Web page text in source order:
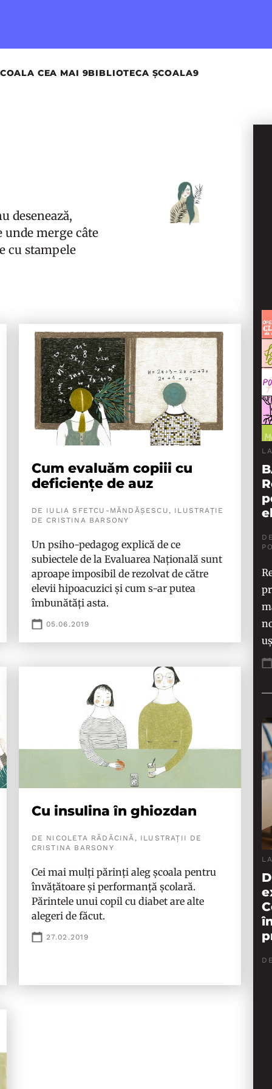
CEA MAI 9BIBLIOTECA ȘCOALA9
desenează,
unde merge câte
cu stampele
Cum evaluăm copiii cu
deficiențe de auz
DE IULIA SFETCU-MĂNDĂȘESCU, ILUSTRAȚIE
DE CRISTINA BARSONY
Un psiho-pedagog explică de ce
subiectele de la Evaluarea Națională sunt
aproape imposibil de rezolvat de către
elevii hipoacuzici și cum s-ar putea
îmbunătăți asta.
05.06.2019
Cu insulina în ghiozdan
DE NICOLETA RĂDĂCINĂ, ILUSTRAȚII DE
CRISTINA BARSONY
Cei mai mulți părinți aleg școala pentru
învățătoare și performanță școlară.
Părintele unui copil cu diabet are alte
alegeri de făcut.
27.02.2019